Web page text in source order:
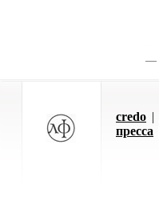
credo |
пресса